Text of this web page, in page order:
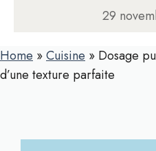
29
Home »Cuisine » Dosage
d’une texture parfaite